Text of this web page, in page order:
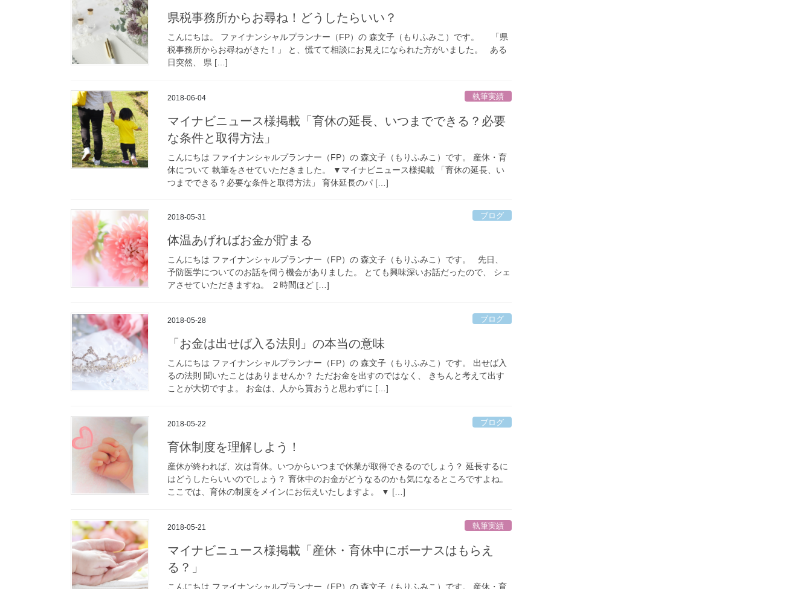
県税事務所からお尋ね！どうしたらいい？
こんにちは。 ファイナンシャルプランナー（FP）の 森文子（もりふみこ）です。 「県
税事務所からお尋ねがきた！」 と、慌てて相談にお見えになられた方がいました。 ある
日突然、 県 […]
2018-06-04 執筆実績
マイナビニュース様掲載「育休の延長、いつまでできる？必要
な条件と取得方法」
こんにちは ファイナンシャルプランナー（FP）の 森文子（もりふみこ）です。 産休・育
休について 執筆をさせていただきました。 ▼マイナビニュース様掲載 「育休の延長、い
つまでできる？必要な条件と取得方法」 育休延長のパ […]
2018-05-31 ブログ
体温あげればお金が貯まる
こんにちは ファイナンシャルプランナー（FP）の 森文子（もりふみこ）です。 先日、
予防医学についてのお話を伺う機会がありました。 とても興味深いお話だったので、 シェ
アさせていただきますね。 ２時間ほど […]
2018-05-28 ブログ
「お金は出せば入る法則」の本当の意味
こんにちは ファイナンシャルプランナー（FP）の 森文子（もりふみこ）です。 出せば入
るの法則 聞いたことはありませんか？ ただお金を出すのではなく、 きちんと考えて出す
ことが大切ですよ。 お金は、人から貰おうと思わずに […]
2018-05-22 ブログ
育休制度を理解しよう！
産休が終われば、次は育休。いつからいつまで休業が取得できるのでしょう？ 延長するに
はどうしたらいいのでしょう？ 育休中のお金がどうなるのかも気になるところですよね。
ここでは、育休の制度をメインにお伝えいたしますよ。 ▼ […]
2018-05-21 執筆実績
マイナビニュース様掲載「産休・育休中にボーナスはもらえ
る？」
こんにちは ファイナンシャルプランナー（FP）の 森文子（もりふみこ）です。 産休・育